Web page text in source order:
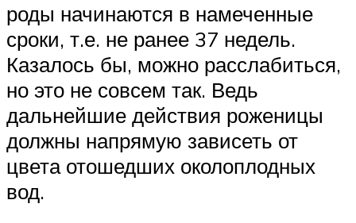
роды начинаются в намеченные
сроки, т.е. не ранее 37 недель.
Казалось бы, можно расслабиться,
но это не совсем так. Ведь
дальнейшие действия роженицы
должны напрямую зависеть от
цвета отошедших околоплодных
вод.